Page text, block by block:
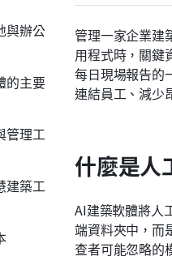
管理一家企業建
用程式時，關鍵
每日現場報告的
連結員工、減少
什麼是人
AI建築軟體將人
端資料夾中，而
查者可能忽略的
與辦公
的主要
管理工
建築工